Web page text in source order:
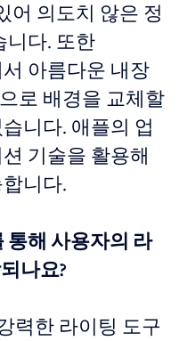
어 의도치 않은 정
니다. 또한
서 아름다운 내장
로 배경을 교체할
니다. 애플의 업
기술을 활용해
니다.
통해 사용자의 라
나요?
력한 라이팅 도구